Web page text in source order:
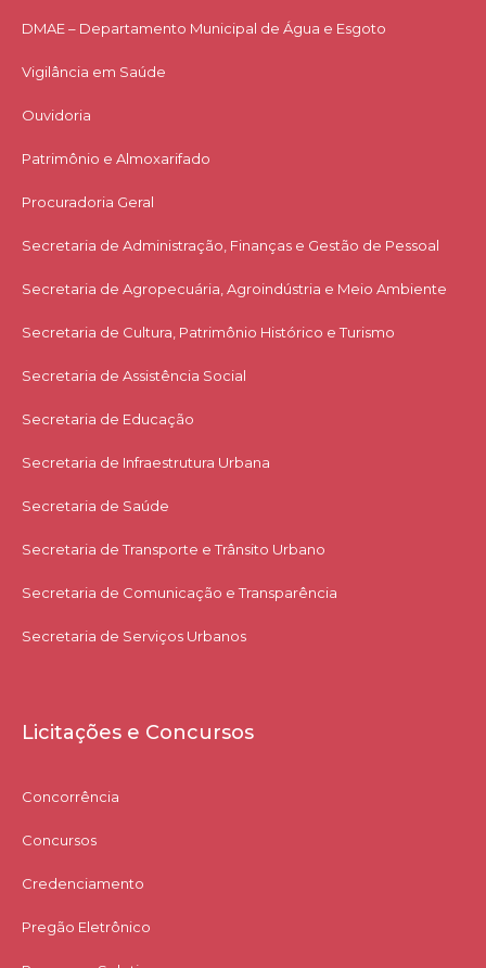
DMAE – Departamento Municipal de Água e Esgoto
Vigilância em Saúde
Ouvidoria
Patrimônio e Almoxarifado
Procuradoria Geral
Secretaria de Administração, Finanças e Gestão de Pessoal
Secretaria de Agropecuária, Agroindústria e Meio Ambiente
Secretaria de Cultura, Patrimônio Histórico e Turismo
Secretaria de Assistência Social
Secretaria de Educação
Secretaria de Infraestrutura Urbana
Secretaria de Saúde
Secretaria de Transporte e Trânsito Urbano
Secretaria de Comunicação e Transparência
Secretaria de Serviços Urbanos
Licitações e Concursos
Concorrência
Concursos
Credenciamento
Pregão Eletrônico